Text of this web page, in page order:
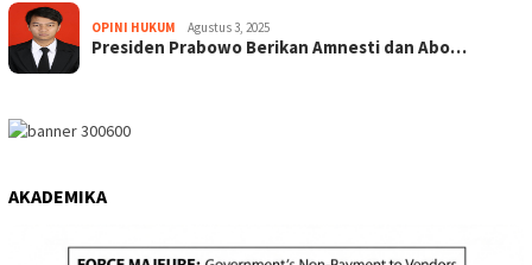
OPINI HUKUM Agustus 3, 2025
Presiden Prabowo Berikan Amnesti dan Abo…
AKADEMIKA